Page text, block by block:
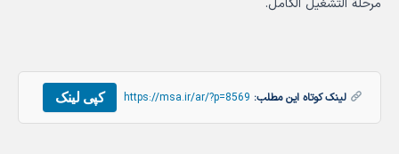
مرحلة التشغيل الكامل.
لینک کوتاه این مطلب: https://msa.ir/ar/?p=8569 کپی لینک